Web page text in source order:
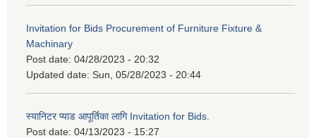
Invitation for Bids Procurement of Furniture Fixture &
Machinary
Post date: 04/28/2023 - 20:32
Updated date: Sun, 05/28/2023 - 20:44
स्यानिटर प्याड आपूर्तिका लागि Invitation for Bids.
Post date: 04/13/2023 - 15:27